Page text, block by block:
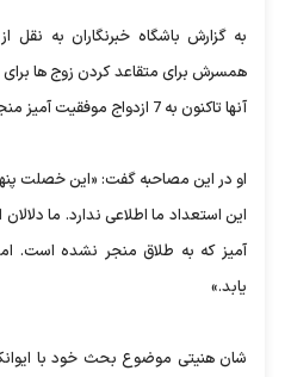
به گزارش باشگاه خبرنگاران به نقل
همسرش برای متقاعد کردن زوج ها برای
آنها تاکنون به 7 ازدواج موفقیت آمیز منجر شده است!
او در این مصاحبه گفت: «این خصلت
آمیز که به طلاق منجر نشده است.
یابد.»
شان هنیتی موضوع بحث خود با